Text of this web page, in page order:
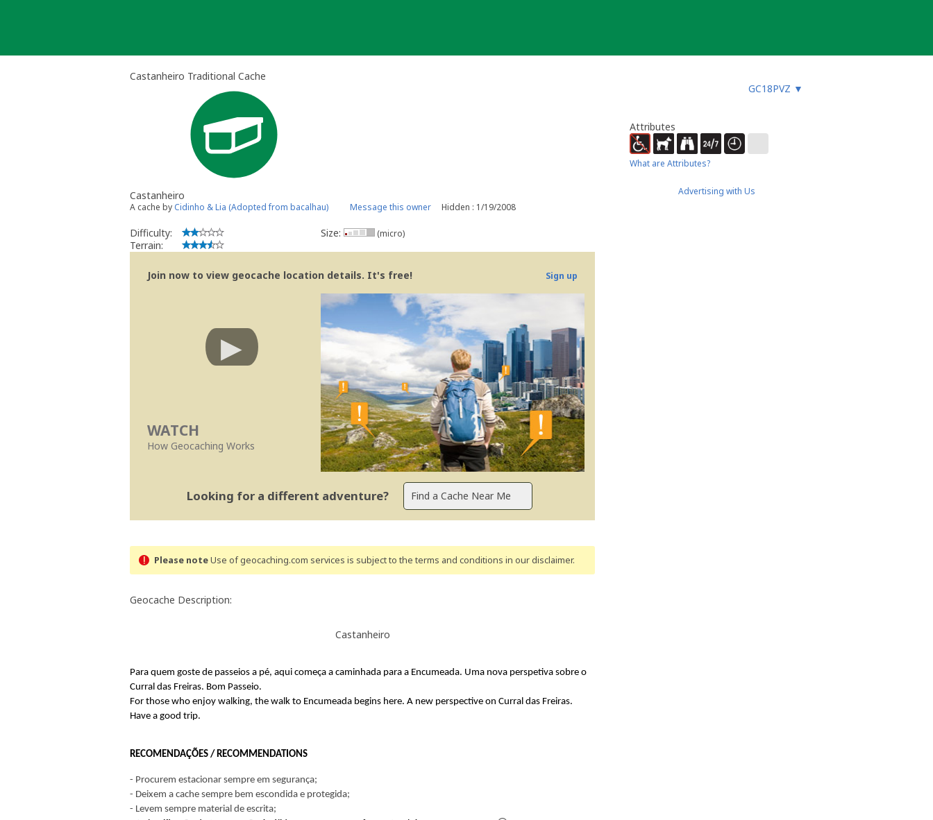
Castanheiro Traditional Cache
GC18PVZ ▼
Castanheiro
A cache by Cidinho & Lia (Adopted from bacalhau) Message this owner Hidden : 1/19/2008
Difficulty:
Terrain:
Size: (micro)
Join now to view geocache location details. It's free! Sign up
WATCH
How Geocaching Works
Looking for a different adventure?
Please noteUse of geocaching.com services is subject to the terms and conditions in our disclaimer.
Geocache Description:
Castanheiro
Para quem goste de passeios a pé, aqui começa a caminhada para a Encumeada. Uma nova perspetiva sobre o
Curral das Freiras. Bom Passeio.
For those who enjoy walking, the walk to Encumeada begins here. A new perspective on Curral das Freiras.
Have a good trip.
RECOMENDAÇÕES / RECOMMENDATIONS
- Procurem estacionar sempre em segurança;
- Deixem a cache sempre bem escondida e protegida;
- Levem sempre material de escrita;
Attributes
What are Attributes?
Advertising with Us